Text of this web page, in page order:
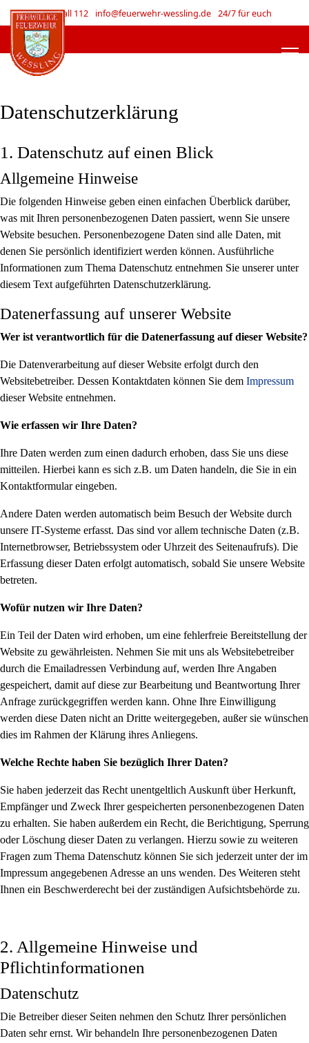
Im Notfall 112 info@feuerwehr-wessling.de 24/7 für euch
Datenschutzerklärung
1. Datenschutz auf einen Blick
Allgemeine Hinweise
Die folgenden Hinweise geben einen einfachen Überblick darüber,
was mit Ihren personenbezogenen Daten passiert, wenn Sie unsere
Website besuchen. Personenbezogene Daten sind alle Daten, mit
denen Sie persönlich identifiziert werden können. Ausführliche
Informationen zum Thema Datenschutz entnehmen Sie unserer unter
diesem Text aufgeführten Datenschutzerklärung.
Datenerfassung auf unserer Website
Wer ist verantwortlich für die Datenerfassung auf dieser Website?
Die Datenverarbeitung auf dieser Website erfolgt durch den
Websitebetreiber. Dessen Kontaktdaten können Sie dem Impressum
dieser Website entnehmen.
Wie erfassen wir Ihre Daten?
Ihre Daten werden zum einen dadurch erhoben, dass Sie uns diese
mitteilen. Hierbei kann es sich z.B. um Daten handeln, die Sie in ein
Kontaktformular eingeben.
Andere Daten werden automatisch beim Besuch der Website durch
unsere IT-Systeme erfasst. Das sind vor allem technische Daten (z.B.
Internetbrowser, Betriebssystem oder Uhrzeit des Seitenaufrufs). Die
Erfassung dieser Daten erfolgt automatisch, sobald Sie unsere Website
betreten.
Wofür nutzen wir Ihre Daten?
Ein Teil der Daten wird erhoben, um eine fehlerfreie Bereitstellung der
Website zu gewährleisten. Nehmen Sie mit uns als Websitebetreiber
durch die Emailadressen Verbindung auf, werden Ihre Angaben
gespeichert, damit auf diese zur Bearbeitung und Beantwortung Ihrer
Anfrage zurückgegriffen werden kann. Ohne Ihre Einwilligung
werden diese Daten nicht an Dritte weitergegeben, außer sie wünschen
dies im Rahmen der Klärung ihres Anliegens.
Welche Rechte haben Sie bezüglich Ihrer Daten?
Sie haben jederzeit das Recht unentgeltlich Auskunft über Herkunft,
Empfänger und Zweck Ihrer gespeicherten personenbezogenen Daten
zu erhalten. Sie haben außerdem ein Recht, die Berichtigung, Sperrung
oder Löschung dieser Daten zu verlangen. Hierzu sowie zu weiteren
Fragen zum Thema Datenschutz können Sie sich jederzeit unter der im
Impressum angegebenen Adresse an uns wenden. Des Weiteren steht
Ihnen ein Beschwerderecht bei der zuständigen Aufsichtsbehörde zu.
2. Allgemeine Hinweise und
Pflichtinformationen
Datenschutz
Die Betreiber dieser Seiten nehmen den Schutz Ihrer persönlichen
Daten sehr ernst. Wir behandeln Ihre personenbezogenen Daten